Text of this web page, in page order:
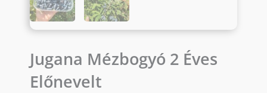
Jugana Mézbogyó 2 Éves
Előnevelt